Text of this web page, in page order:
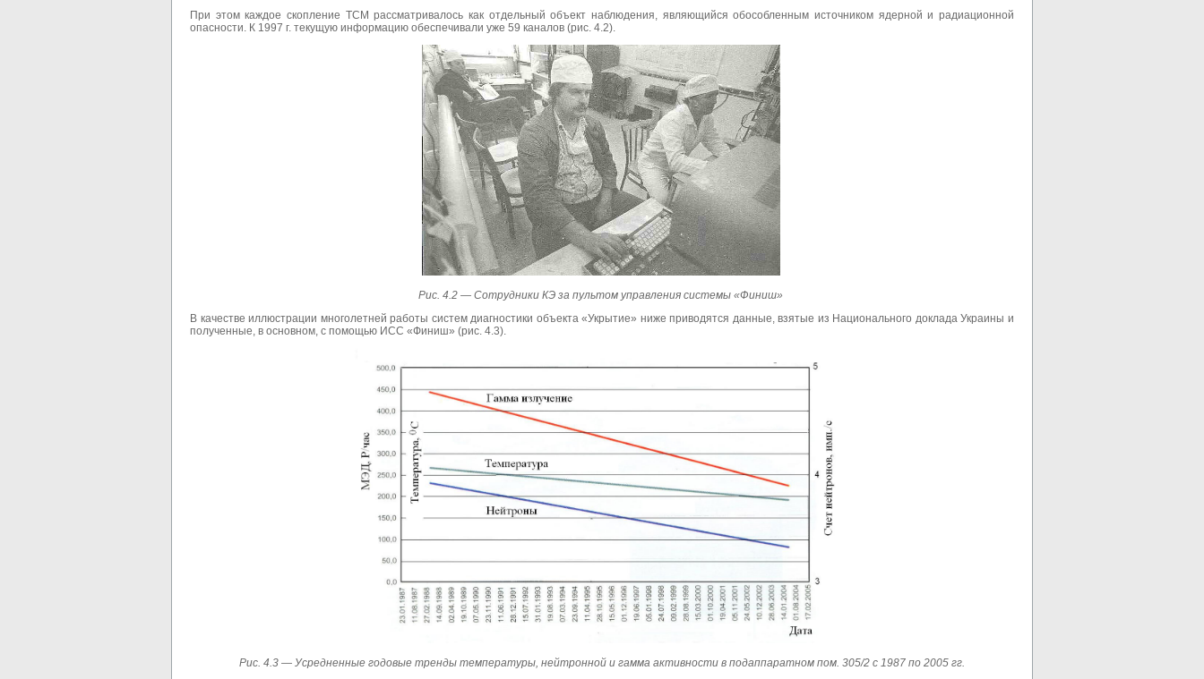
При этом каждое скопление ТСМ рассматривалось как отдельный объект наблюдения, являющийся обособленным источником ядерной и радиационной
опасности. К 1997 г. текущую информацию обеспечивали уже 59 каналов (рис. 4.2).
Рис. 4.2 — Сотрудники КЭ за пультом управления системы «Финиш»
В качестве иллюстрации многолетней работы систем диагностики объекта «Укрытие» ниже приводятся данные, взятые из Национального доклада Украины и
полученные, в основном, с помощью ИСС «Финиш» (рис. 4.3).
Рис. 4.3 — Усредненные годовые тренды температуры, нейтронной и гамма активности в подаппаратном пом. 305/2 с 1987 по 2005 гг.